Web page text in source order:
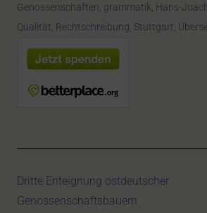
Genossenschaften, grammatik, Hans-
Qualität, Rechtschreibung, Stuttgart,
Dritte Enteignung ostdeutscher
Genossenschaftsbauern